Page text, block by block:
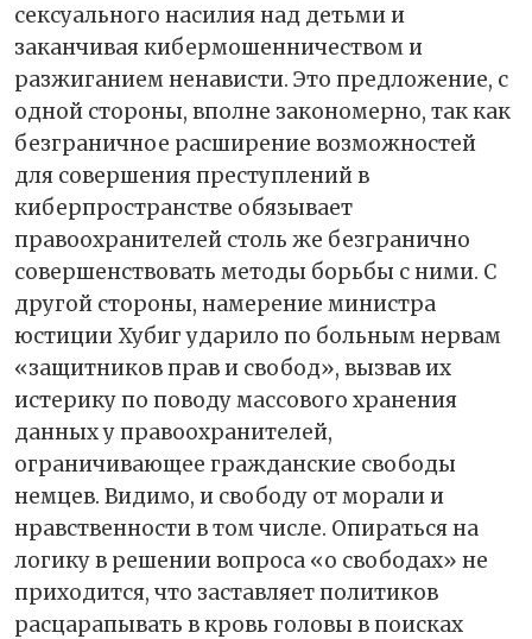
сексуального насилия над детьми и
заканчивая кибермошенничеством и
разжиганием ненависти. Это предложение, с
одной стороны, вполне закономерно, так как
безграничное расширение возможностей
для совершения преступлений в
киберпространстве обязывает
правоохранителей столь же безгранично
совершенствовать методы борьбы с ними. С
другой стороны, намерение министра
юстиции Хубиг ударило по больным нервам
«защитников прав и свобод», вызвав их
истерику по поводу массового хранения
данных у правоохранителей,
ограничивающее гражданские свободы
немцев. Видимо, и свободу от морали и
нравственности в том числе. Опираться на
логику в решении вопроса «о свободах» не
приходится, что заставляет политиков
расцарапывать в кровь головы в поисках